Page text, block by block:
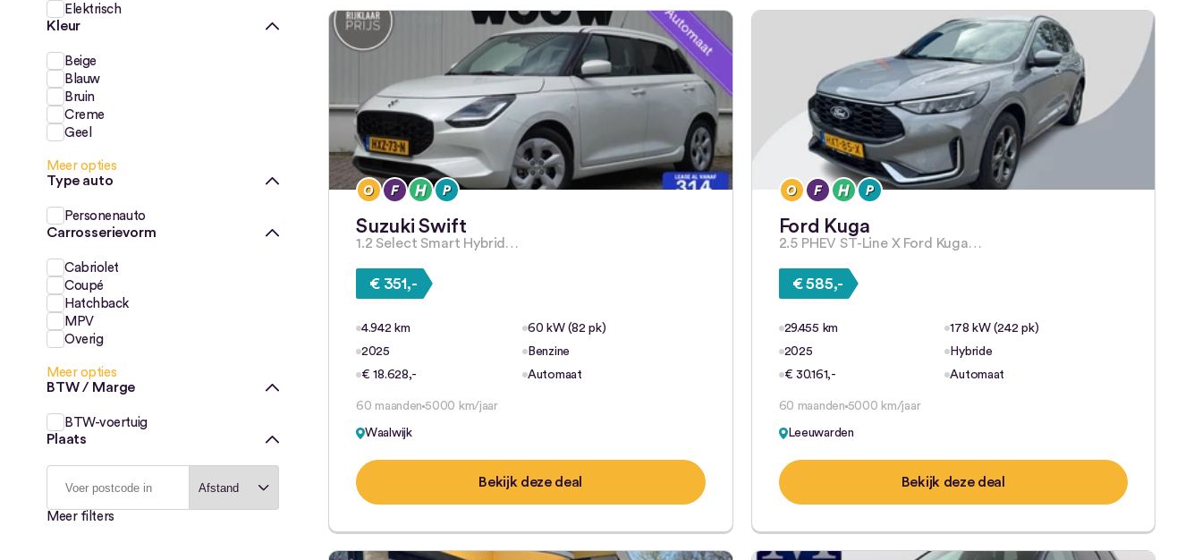
Elektrisch
Kleur
Beige
Blauw
Bruin
Creme
Geel
Meer opties
Type auto
Personenauto
Carrosserievorm
Cabriolet
Coupé
Hatchback
MPV
Overig
Meer opties
BTW / Marge
BTW-voertuig
Plaats
Meer filters
Suzuki Swift
1.2 Select Smart Hybrid…
€ 351,-
4.942 km
60 kW (82 pk)
2025
Benzine
€ 18.628,-
Automaat
60 maanden 5000 km/jaar
Waalwijk
Bekijk deze deal
Ford Kuga
2.5 PHEV ST-Line X Ford Kuga…
€ 585,-
29.455 km
178 kW (242 pk)
2025
Hybride
€ 30.161,-
Automaat
60 maanden 5000 km/jaar
Leeuwarden
Bekijk deze deal